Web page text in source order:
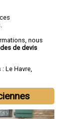
nous
de devis
: Le Havre,